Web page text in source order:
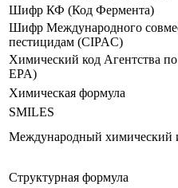
Шифр КФ (Код Фермента)
Шифр Международного
пестицидам (CIPAC)
Химический код Агентства
EPA)
Химическая формула
SMILES
Международный химический
Структурная формула